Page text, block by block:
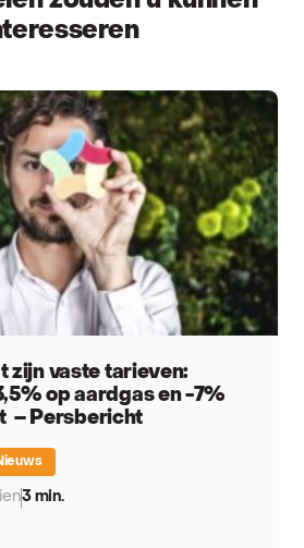
zijn vaste tarieven:
op aardgas en -7%
– Persbericht
3 min.